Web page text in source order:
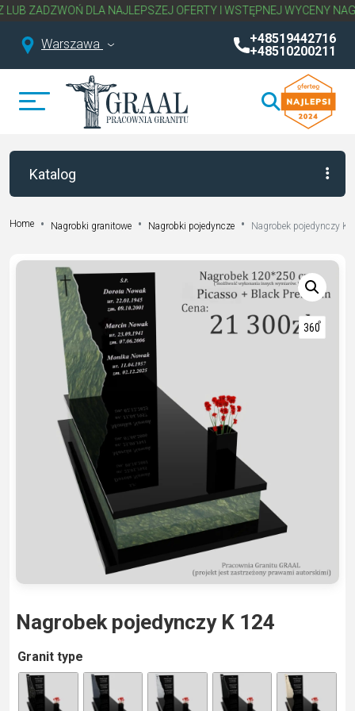
DLA NAJLEPSZEJ OFERTY I WSTĘPNEJ WYCENY NAGROBKA.
Warszawa
+48519442716
+48510200211
Katalog
Home Nagrobki granitowe Nagrobki pojedyncze Nagrobek pojedynczy K
Nagrobek pojedynczy K 124
Granit type
A
lt